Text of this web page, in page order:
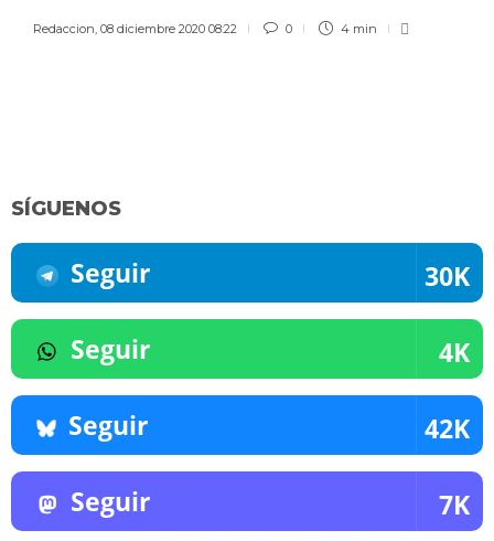
Redaccion, 08 diciembre 2020 08:22 0 4 min
SÍGUENOS
Seguir 30K
Seguir 4K
Seguir 42K
Seguir 7K